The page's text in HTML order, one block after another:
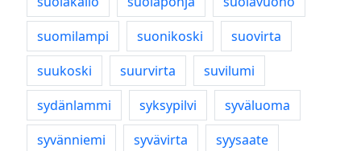
suomilampi
suonikoski
suovirta
suukoski
suurvirta
suvilumi
sydänlammi
syksypilvi
syväluoma
syvänniemi
syvävirta
syysaate